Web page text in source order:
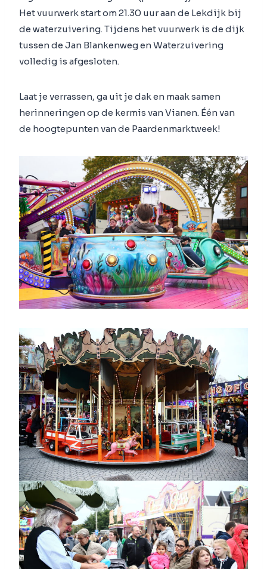
Het vuurwerk start om 21.30 uur aan de Lekdijk bij
de waterzuivering. Tijdens het vuurwerk is de dijk
tussen de Jan Blankenweg en Waterzuivering
volledig is afgesloten.
Laat je verrassen, ga uit je dak en maak samen
herinneringen op de kermis van Vianen. Één van
de hoogtepunten van de Paardenmarktweek!